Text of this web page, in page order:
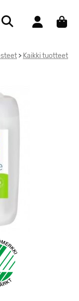
> Kaikki tuotteet